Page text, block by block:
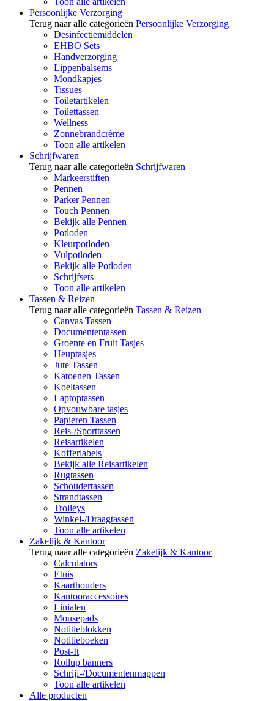
Persoonlijke Verzorging
Terug naar alle categorieën Persoonlijke Verzorging
Desinfectiemiddelen
EHBO Sets
Handverzorging
Lippenbalsems
Mondkapjes
Tissues
Toiletartikelen
Toilettassen
Wellness
Zonnebrandcrème
Toon alle artikelen
Schrijfwaren
Terug naar alle categorieën Schrijfwaren
Markeerstiften
Pennen
Parker Pennen
Touch Pennen
Bekijk alle Pennen
Potloden
Kleurpotloden
Vulpotloden
Bekijk alle Potloden
Schrijfsets
Toon alle artikelen
Tassen & Reizen
Terug naar alle categorieën Tassen & Reizen
Canvas Tassen
Documententassen
Groente en Fruit Tasjes
Heuptasjes
Jute Tassen
Katoenen Tassen
Koeltassen
Laptoptassen
Opvouwbare tasjes
Papieren Tassen
Reis-/Sporttassen
Reisartikelen
Kofferlabels
Bekijk alle Reisartikelen
Rugtassen
Schoudertassen
Strandtassen
Trolleys
Winkel-/Draagtassen
Toon alle artikelen
Zakelijk & Kantoor
Terug naar alle categorieën Zakelijk & Kantoor
Calculators
Etuis
Kaarthouders
Kantooraccessoires
Linialen
Mousepads
Notitieblokken
Notitieboeken
Post-It
Rollup banners
Schrijf-/Documentenmappen
Toon alle artikelen
Alle producten